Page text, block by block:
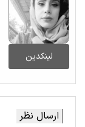
لینکدین
ارسال نظر